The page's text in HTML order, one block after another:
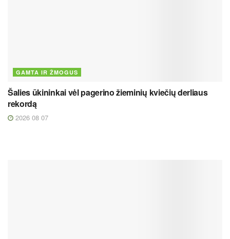
GAMTA IR ŽMOGUS
Šalies ūkininkai vėl pagerino žieminių kviečių derliaus
rekordą
2026 08 07